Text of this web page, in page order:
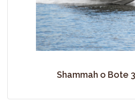
Shammah o Bote